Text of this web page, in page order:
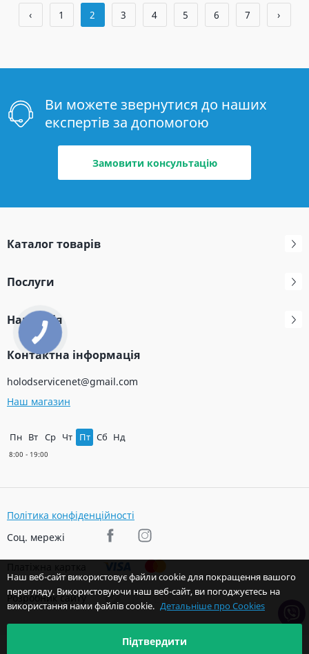
‹ 1 2 3 4 5 6 7 ›
Ви можете звернутися до наших
експертів за допомогою
Замовити консультацію
Каталог товарів
Послуги
Навігація
Контактна інформація
holodservicenet@gmail.com
Наш магазин
Пн Вт Ср Чт Пт Сб Нд
Політика конфіденційності
Соц. мережі
Розробник сайту
Наш веб-сайт використовує файли cookie для покращення вашого
перегляду. Використовуючи наш веб-сайт, ви погоджуєтесь на
використання нами файлів cookie. Детальніше про Cookies
Підтвердити